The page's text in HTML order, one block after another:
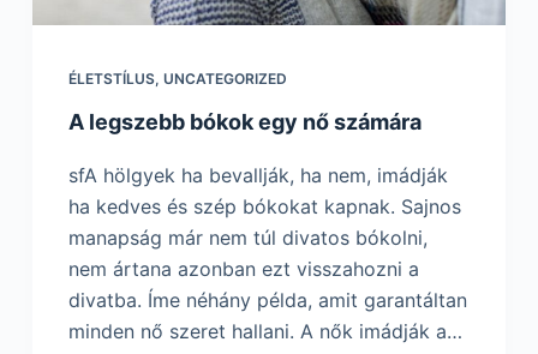
ÉLETSTÍLUS, UNCATEGORIZED
A legszebb bókok egy nő számára
sfA hölgyek ha bevallják, ha nem, imádják
ha kedves és szép bókokat kapnak. Sajnos
manapság már nem túl divatos bókolni,
nem ártana azonban ezt visszahozni a
divatba. Íme néhány példa, amit garantáltan
minden nő szeret hallani. A nők imádják a…